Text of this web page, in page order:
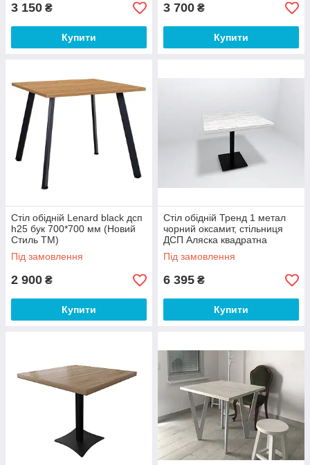
3 150 ₴
Купити
3 700 ₴
Купити
Стіл обідній Lenard black дсп
h25 бук 700*700 мм (Новий
Стиль ТМ)
Під замовлення
2 900 ₴
Купити
Стіл обідній Тренд 1 метал
чорний оксамит, стільниця
ДСП Аляска квадратна
800*800 мм (Метал-Дизайн
ТМ)
Під замовлення
6 395 ₴
Купити